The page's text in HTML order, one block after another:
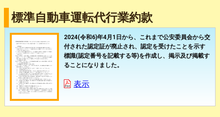
標準自動車運転代行業約款
2024(令和6)年4月1日から、これまで公安委員会から交
付された認定証が廃止され、認定を受けたことを示す
標識(認定番号を記載する等)を作成し、掲示及び掲載す
ることになりました。
表示